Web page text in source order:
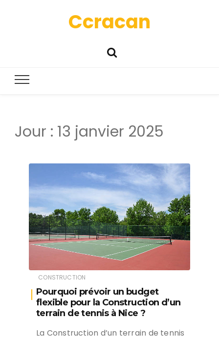
Ccracan
Jour : 13 janvier 2025
CONSTRUCTION
Pourquoi prévoir un budget
flexible pour la Construction d’un
terrain de tennis à Nice ?
La Construction d’un terrain de tennis